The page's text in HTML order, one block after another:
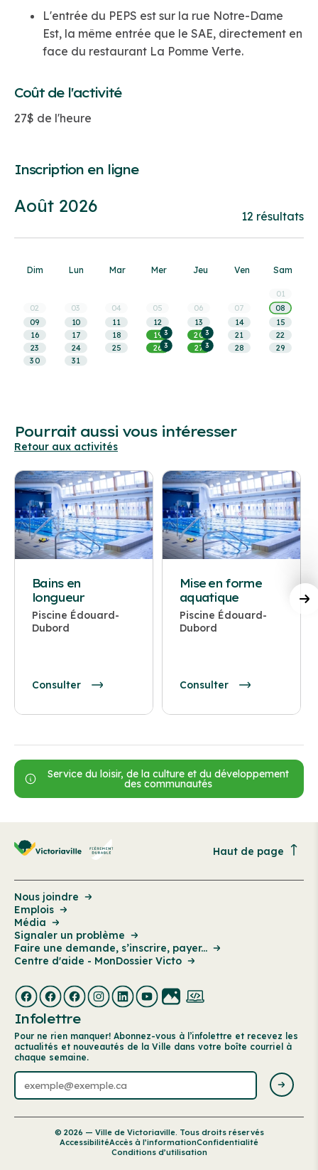
L'entrée du PEPS est sur la rue Notre-Dame
Est, la même entrée que le SAE, directement en
face du restaurant La Pomme Verte.
Coût de l'activité
27$ de l'heure
Inscription en ligne
Choisir
une
Août 2026 12 résultats
Dim Lun Mar Mer Jeu Ven Sam
01
02
03 04 05 06 07
08
09
10 11 12 13 14
15
16
17 18 19 3 20 3 21
22
23
24 25 26 3 27 3 28
29
30
31
Pourrait aussi vous intéresser
Retour aux activités
Bains en
longueur
Piscine Édouard-
Dubord
Consulter
Mise en forme
aquatique
Piscine Édouard-
Dubord
Consulter
Service du loisir, de la culture et du développement
des communautés
Haut de page
Nous joindre
Emplois
Média
Signaler un problème
Faire une demande, s’inscrire, payer...
Centre d'aide - MonDossier Victo
Infolettre
Pour ne rien manquer! Abonnez-vous à l’infolettre et recevez les
actualités et nouveautés de la Ville dans votre boîte courriel à
chaque semaine.
© 2026 — Ville de Victoriaville. Tous droits réservés
AccessibilitéAccès à l’informationConfidentialité
Conditions d’utilisation